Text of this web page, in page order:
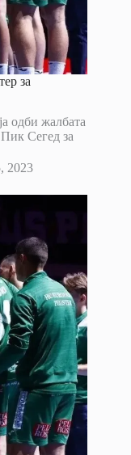
за
одби жалбата
Сегед за
2023